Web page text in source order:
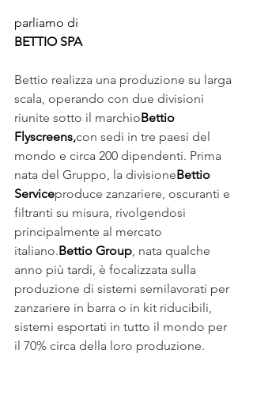
parliamo di
BETTIO SPA
Bettio realizza una produzione su larga
scala, operando con due divisioni
riunite sotto il marchioBettio
Flyscreens,con sedi in tre paesi del
mondo e circa 200 dipendenti. Prima
nata del Gruppo, la divisioneBettio
Serviceproduce zanzariere, oscuranti e
filtranti su misura, rivolgendosi
principalmente al mercato
italiano.Bettio Group, nata qualche
anno più tardi, è focalizzata sulla
produzione di sistemi semilavorati per
zanzariere in barra o in kit riducibili,
sistemi esportati in tutto il mondo per
il 70% circa della loro produzione.